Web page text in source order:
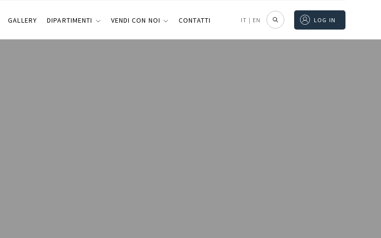
GALLERY DIPARTIMENTI VENDI CON NOI CONTATTI IT | EN LOG IN